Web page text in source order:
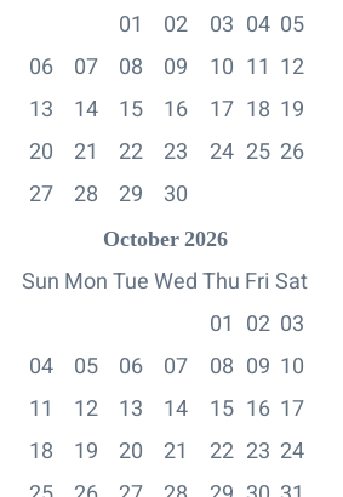
01
02 03 04 05
06
07 08 09 10 11 12
13
14 15 16 17 18 19
20
21 22 23 24 25 26
27
28 29 30
October 2026
Sun MonTueWedThu Fri Sat
01 02 03
04
05 06 07 08 09 10
11
12 13 14 15 16 17
18
19 20 21 22 23 24